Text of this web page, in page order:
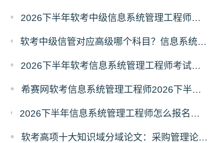
2026下半年软考中级信息系统管理工程师简介（考试重点+范围）
软考中级信管对应高级哪个科目？信息系统管理工程师对应高级报考指南
2026下半年软考信息系统管理工程师考试报名什么时候开始？
希赛网软考信息系统管理工程师2026下半年学习计划
2026下半年信息系统管理工程师怎么报名？需注意哪些问题？2026下半年信息系统管理工程师报名指南
软考高项十大知识域分域论文：采购管理论文专项